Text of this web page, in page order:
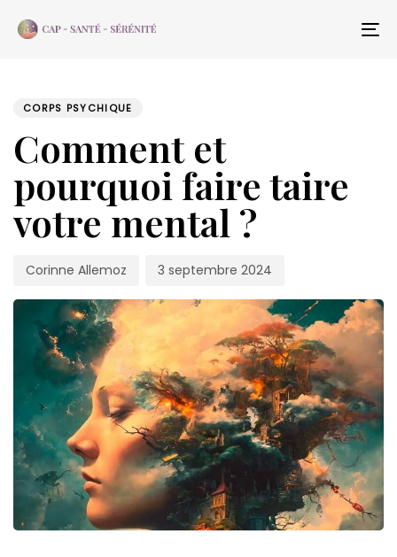
links to
CORPS PSYCHIQUE
Comment et
pourquoi faire taire
votre mental ?
Corinne Allemoz 3 septembre 2024